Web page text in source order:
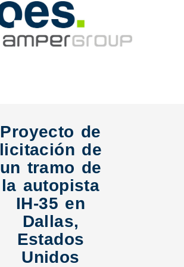
Proyecto de
licitación de
un tramo de
la autopista
IH-35 en
Dallas,
Estados
Unidos